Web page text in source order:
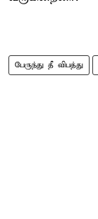
பேருந்து தீ விபத்து